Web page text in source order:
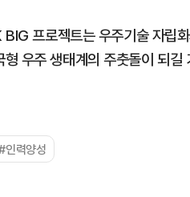
프로젝트는 우주기술 자립
우주 생태계의 주춧돌이 되길
인력양성